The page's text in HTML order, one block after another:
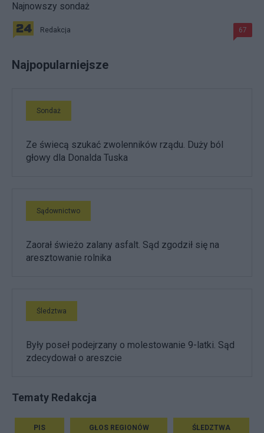
Najnowszy sondaż
Redakcja 67
Najpopularniejsze
Sondaż
Ze świecą szukać zwolenników rządu. Duży ból
głowy dla Donalda Tuska
Sądownictwo
Zaorał świeżo zalany asfalt. Sąd zgodził się na
aresztowanie rolnika
Śledztwa
Były poseł podejrzany o molestowanie 9-latki. Sąd
zdecydował o areszcie
Tematy Redakcja
PIS GŁOS REGIONÓW ŚLEDZTWA